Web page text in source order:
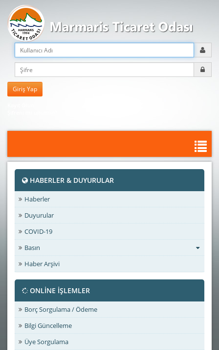
HABERLER & DUYURULAR
Haberler
Duyurular
COVID-19
Basın
Haber Arşivi
ONLİNE İŞLEMLER
Borç Sorgulama / Ödeme
Bilgi Güncelleme
Üye Sorgulama